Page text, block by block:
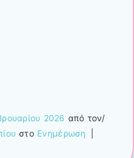
2026 από τον/
στο Ενημέρωση